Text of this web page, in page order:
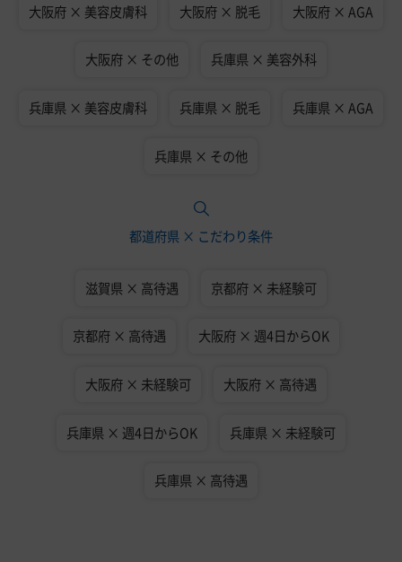
大阪府 × 美容皮膚科 大阪府 × 脱毛 大阪府 × AGA
大阪府 × その他 兵庫県 × 美容外科
兵庫県 × 美容皮膚科 兵庫県 × 脱毛 兵庫県 × AGA
兵庫県 × その他
都道府県 × こだわり条件
滋賀県 × 高待遇 京都府 × 未経験可
京都府 × 高待遇 大阪府 × 週4日からOK
大阪府 × 未経験可 大阪府 × 高待遇
兵庫県 × 週4日からOK 兵庫県 × 未経験可
兵庫県 × 高待遇